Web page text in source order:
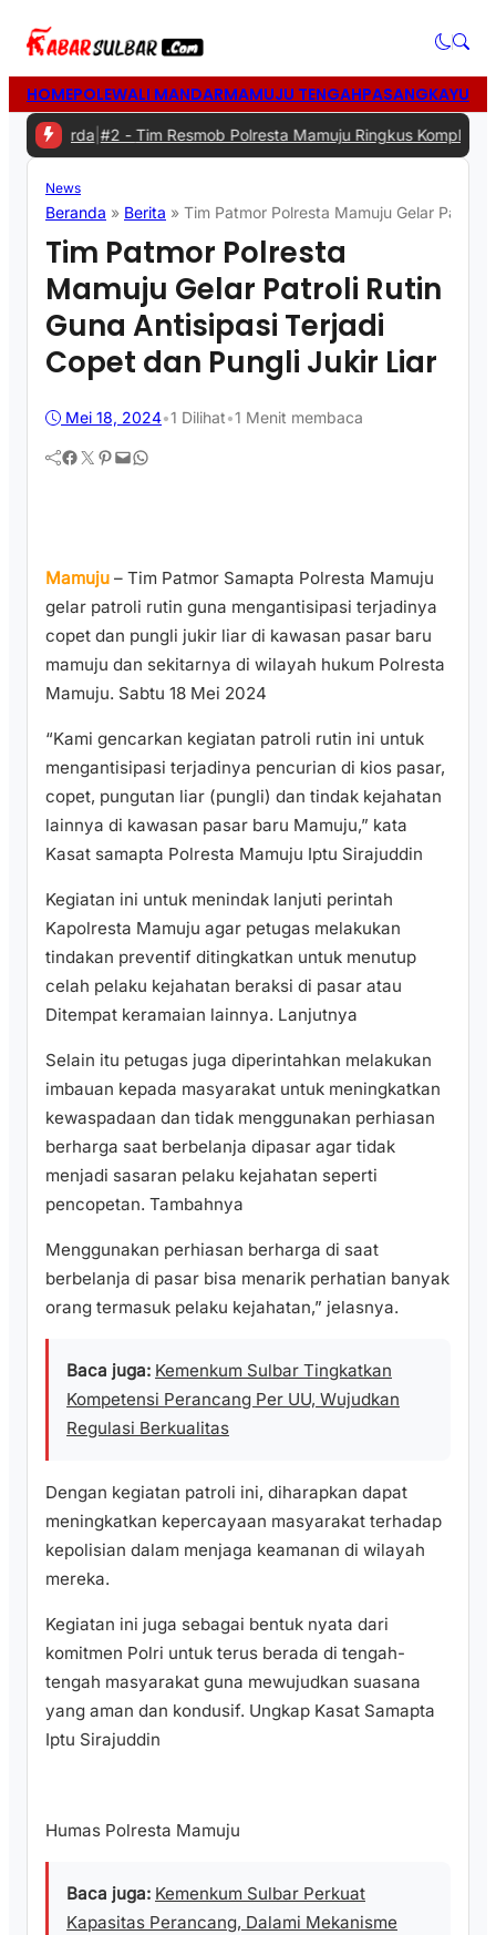
HOMEPOLEWALI MANDARMAMUJU TENGAHPASANGKAYU
|#2 -Tim Resmob Polresta Mamuju Ringkus Komplotan
News
Beranda » Berita » Tim Patmor Polresta Mamuju Gelar Patroli
Tim Patmor Polresta
Mamuju Gelar Patroli Rutin
Guna Antisipasi Terjadi
Copet dan Pungli Jukir Liar
Mei 18, 2024•1 Dilihat•1 Menit membaca
Facebook Twitter Pinterest Mail WhatsApp
Mamuju – Tim Patmor Samapta Polresta Mamuju
gelar patroli rutin guna mengantisipasi terjadinya
copet dan pungli jukir liar di kawasan pasar baru
mamuju dan sekitarnya di wilayah hukum Polresta
Mamuju. Sabtu 18 Mei 2024
“Kami gencarkan kegiatan patroli rutin ini untuk
mengantisipasi terjadinya pencurian di kios pasar,
copet, pungutan liar (pungli) dan tindak kejahatan
lainnya di kawasan pasar baru Mamuju,” kata
Kasat samapta Polresta Mamuju Iptu Sirajuddin
Kegiatan ini untuk menindak lanjuti perintah
Kapolresta Mamuju agar petugas melakukan
tindakan preventif ditingkatkan untuk menutup
celah pelaku kejahatan beraksi di pasar atau
Ditempat keramaian lainnya. Lanjutnya
Selain itu petugas juga diperintahkan melakukan
imbauan kepada masyarakat untuk meningkatkan
kewaspadaan dan tidak menggunakan perhiasan
berharga saat berbelanja dipasar agar tidak
menjadi sasaran pelaku kejahatan seperti
pencopetan. Tambahnya
Menggunakan perhiasan berharga di saat
berbelanja di pasar bisa menarik perhatian banyak
orang termasuk pelaku kejahatan,” jelasnya.
Baca juga: Kemenkum Sulbar Tingkatkan
Kompetensi Perancang Per UU, Wujudkan
Regulasi Berkualitas
Dengan kegiatan patroli ini, diharapkan dapat
meningkatkan kepercayaan masyarakat terhadap
kepolisian dalam menjaga keamanan di wilayah
mereka.
Kegiatan ini juga sebagai bentuk nyata dari
komitmen Polri untuk terus berada di tengah-
tengah masyarakat guna mewujudkan suasana
yang aman dan kondusif. Ungkap Kasat Samapta
Iptu Sirajuddin
Humas Polresta Mamuju
Baca juga: Kemenkum Sulbar Perkuat
Kapasitas Perancang, Dalami Mekanisme